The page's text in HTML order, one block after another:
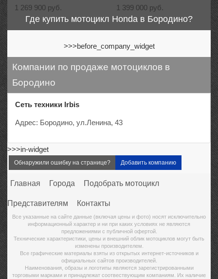
1 269 900 руб.
1 399 000 руб.
Где купить мотоцикл Honda в Бородино?
>>>before_company_widget
Компании по продаже мотоциклов в
Бородино
Сеть техники Irbis
Адрес: Бородино, ул.Ленина, 43
>>>in-widget
Обнаружили ошибку на странице? Добавить компанию
Главная Города Подобрать мотоцикл
Представителям Контакты
Все указанные на сайте данные (включая цены и фото) носят исключительно
информационный характер и ни при каких условиях не являются
предложениями с публичной офертой.
Технические характеристики, цены и внешний облик мотоциклов могут быть
изменены производителем.
Все графические материалы взяты из открытых интернет-источников и
официальных сайтов производителей.
Наименования, образы и логотипы являются зарегистрированными
торговыми марками и принадлежат соотвествующим компаниям. Их наличие